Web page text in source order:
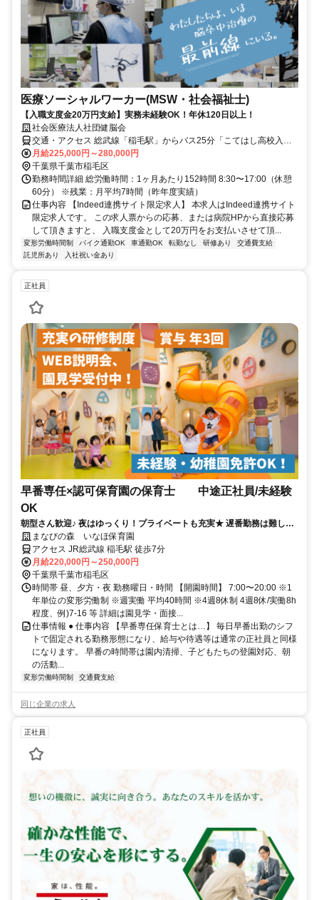
医療ソーシャルワーカー(MSW・社会福祉士)
【入職支度金20万円支給】実務未経験OK！年休120日以上！
社会医療法人社団健脳会
交通・アクセス 総武線「稲毛駅」からバス25分「こてはし高校入り
口」停留所下車 徒歩約8分
月給225,000円～280,000円
千葉県千葉市稲毛区
勤務時間詳細 総労働時間：1ヶ月あたり152時間 8:30〜17:00（休憩
60分） ※残業：月平均7時間（昨年度実績）
仕事内容 【Indeed連携サイト限定求人】 本求人はIndeed連携サイト
限定求人です。 この求人票からの応募、または病院HPから直接応募
して頂きますと、 入職支度金として20万円をお支払いさせて頂...
変形労働時間制 バイク通勤OK 車通勤OK 転勤なし 研修あり
交通費支給
託児所あり
入社祝い金あり
正社員
早番専任×認可保育園の保育士 中途正社員/未経験
OK
朝型さん歓迎♪ 夜はゆっくり！プライベートも充実★ 遅番勤務は難しい
けど正社員で働きたい方！
まなびの森 いなほ保育園
アクセス JR総武線 稲毛駅 徒歩7分
月給220,000円～250,000円
千葉県千葉市稲毛区
時間帯 昼、夕方・夜 勤務曜日・時間 【開園時間】 7:00〜20:00 ※1
年単位の変形労働制 ※週実働 平均40時間 ※4週8休制 4週8休/実働8h
程度、例)7-16 等 詳細は園見学・面接...
仕事情報 ● 仕事内容 【早番専任保育士とは…】 毎日早番出勤のシフ
トで固定される勤務形態になり、給与や待遇等は通常の正社員と同様
になります。 早番の時間帯は園内清掃、子どもたちの登園対応、朝
の活動...
変形労働時間制 交通費支給
同じ企業の求人
正社員